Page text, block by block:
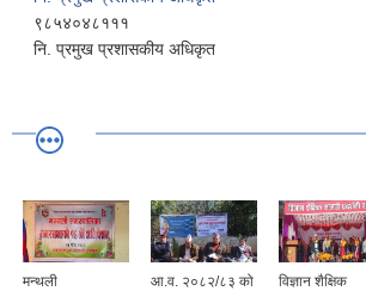
९८५४०४८१११
नि. प्रमुख प्रशासकीय अधिकृत
मन्थली
आ.व. २०८२/८३ को
विज्ञान शैक्षिक